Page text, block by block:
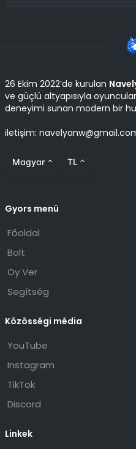
26 Ekim 2022’de kurulan
ve güçlü altyapısıyla
deneyimi sunan modern bir
iletişim:
Magyar TL
Gyors menü
Főoldal
Bolt
Oy Ver
Segítség
Közösségi média
YouTube
Instagram
TikTok
Discord
Linkek